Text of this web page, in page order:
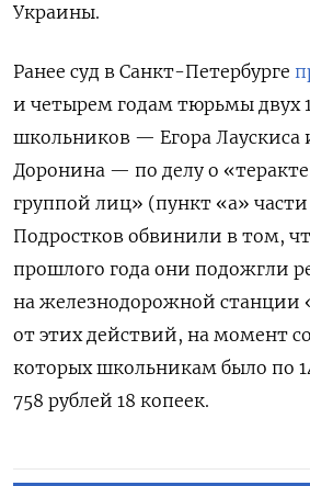
Украины.
Ранее суд в Санкт-Петербурге
и четырем годам тюрьмы двух
школьников — Егора Лаускиса
Доронина — по делу о
группой лиц» (пункт «а» части
Подростков обвинили в том,
прошлого года они подожгли
на железнодорожной станции
от этих действий, на момент
которых школьникам было по
758 рублей 18 копеек.